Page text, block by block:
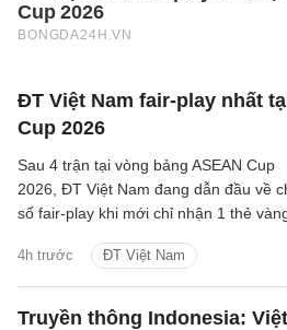
ĐT Việt Nam fair-play nhất
Cup 2026
4h trước ĐT Việt Nam
Sau 4 trận tại vòng bảng ASEAN Cup
2026, ĐT Việt Nam đang dẫn đầu về
số fair-play khi mới chỉ nhận 1 thẻ
Truyền thông Indonesia: